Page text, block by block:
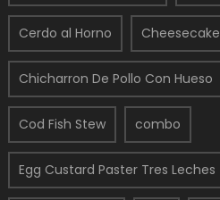
Cerdo al Horno Cheesecake
Chicharron De Pollo Con Hueso
Cod Fish Stew combo
Egg Custard Paster Tres Leches